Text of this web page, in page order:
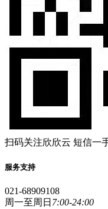
扫码关注欣欣云 短信一
服务支持
021-68909108
周一至周日 7:00-24:00